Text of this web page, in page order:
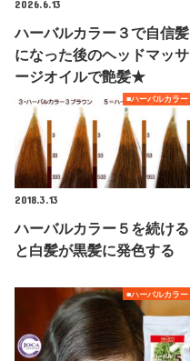
2026.6.13
ハーバルカラー３で自信髪
になった後のヘッドマッサ
ージオイルで艶髪★
■ハーバルカラー
2018.3.13
ハーバルカラー５を続ける
と白髪が黒髪に発色する
■ハーバルカラー